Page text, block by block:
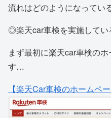
流れはどのようになって
◎楽天car車検を実施してい
まず最初に楽天car車検の
す…
【楽天Car車検のホームペ